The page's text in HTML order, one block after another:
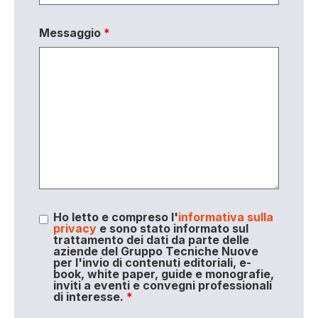
Messaggio *
Ho letto e compreso l'informativa sulla
privacye sono stato informato sul
trattamento dei dati da parte delle
aziende del Gruppo Tecniche Nuove
per l'invio di contenuti editoriali, e-
book, white paper, guide e monografie,
inviti a eventi e convegni professionali
di interesse. *